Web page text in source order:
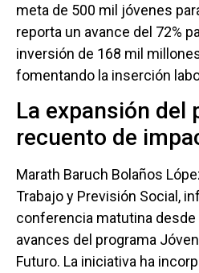
meta de 500 mil jóvenes
reporta un avance del 72%
inversión de 168 mil
fomentando la inserción
La expansión del
recuento de
Marath Baruch Bolaños
Trabajo y Previsión Social,
conferencia matutina desde
avances del programa
Futuro. La iniciativa ha